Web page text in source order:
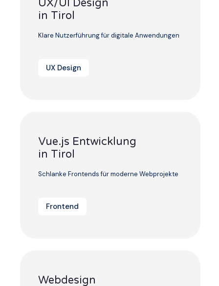
UX/UI Design
in Tirol
Klare Nutzerführung für digitale Anwendungen
UX Design
Vue.js Entwicklung
in Tirol
Schlanke Frontends für moderne Webprojekte
Frontend
Webdesign